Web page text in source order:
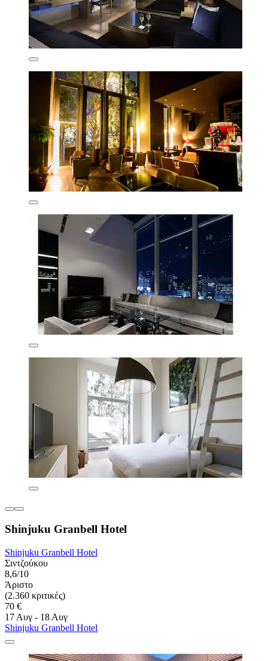
Shinjuku Granbell Hotel
Shinjuku Granbell Hotel
Σιντζούκου
8,6/10
Άριστο
(2.360 κριτικές)
70 €
17 Αυγ - 18 Αυγ
Shinjuku Granbell Hotel